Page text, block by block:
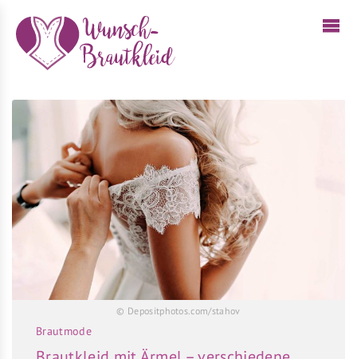
© Depositphotos.com/stahov
Brautmode